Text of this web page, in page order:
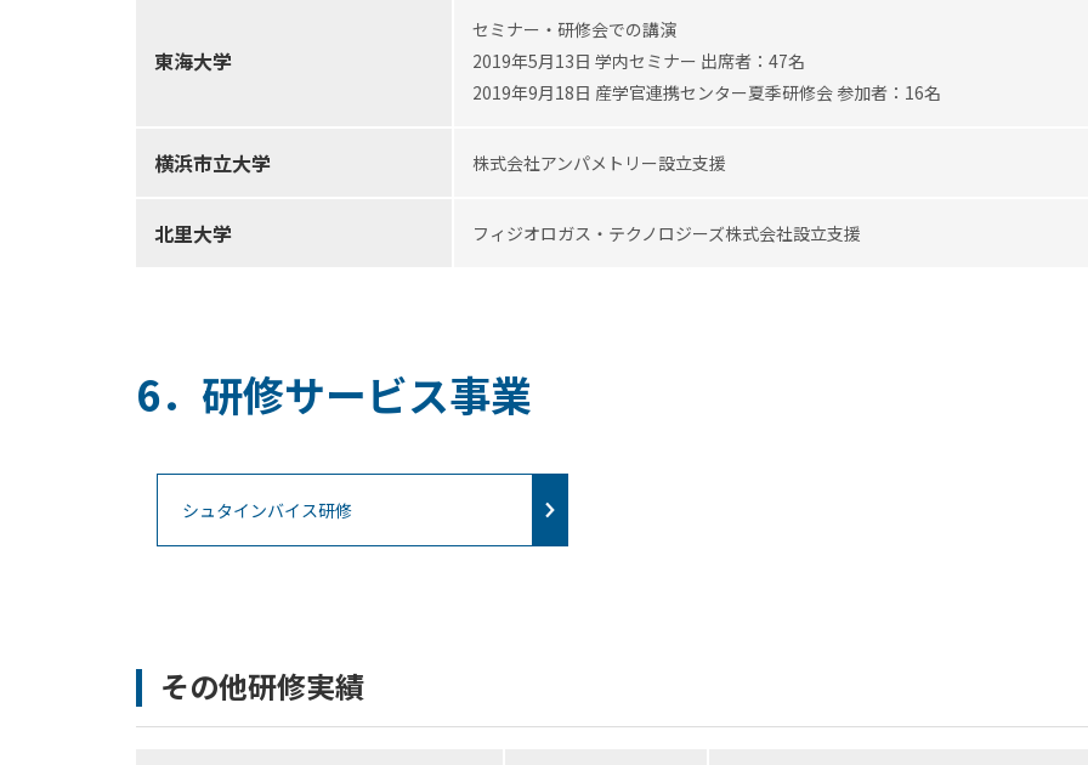
東海大学
セミナー・研修会での講演
2019年5月13日 学内セミナー 出席者：47名
2019年9月18日 産学官連携センター夏季研修会 参加者：16名
横浜市立大学 株式会社アンパメトリー設立支援
北里大学 フィジオロガス・テクノロジーズ株式会社設立支援
6．研修サービス事業
シュタインバイス研修
その他研修実績